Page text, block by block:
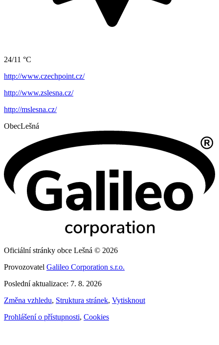
24/11 °C
http://www.czechpoint.cz/
http://www.zslesna.cz/
http://mslesna.cz/
ObecLešná
Oficiální stránky obce Lešná © 2026
Provozovatel Galileo Corporation s.r.o.
Poslední aktualizace: 7. 8. 2026
Změna vzhledu, Struktura stránek, Vytisknout
Prohlášení o přístupnosti, Cookies